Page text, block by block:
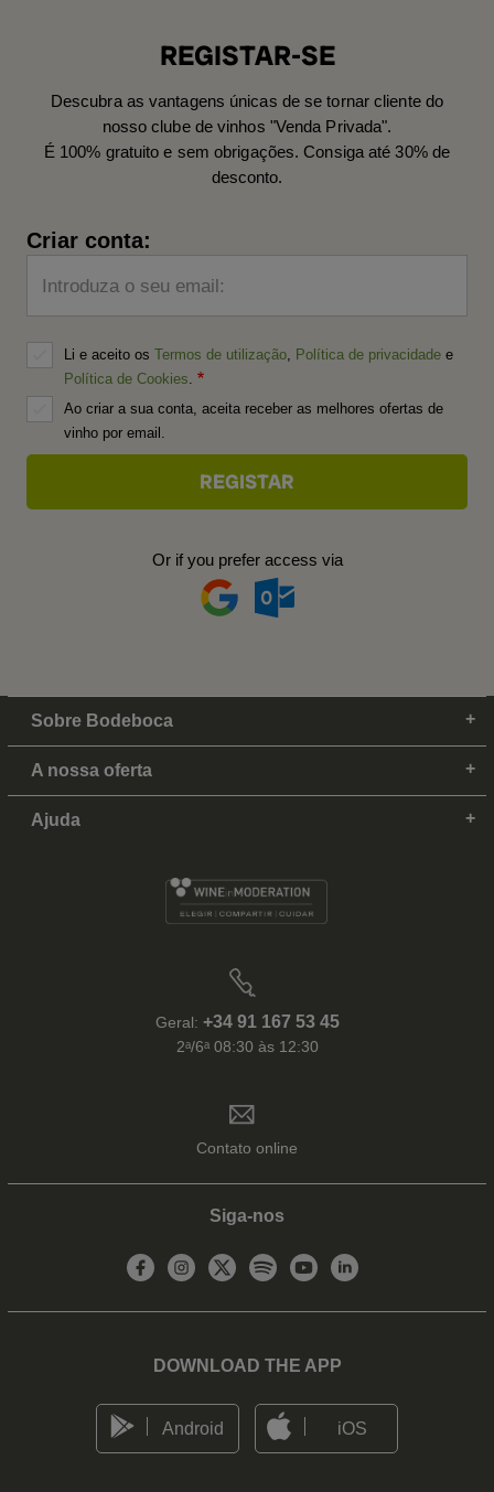
REGISTAR-SE
Descubra as vantagens únicas de se tornar cliente do
nosso clube de vinhos "Venda Privada".
É 100% gratuito e sem obrigações. Consiga até 30% de
desconto.
Criar conta:
Introduza o seu email:
Li e aceito os Termos de utilização Política de privacidade e
Política de Cookies
Ao criar a sua conta, aceita receber as melhores ofertas de
vinho por email.
Or if you prefer access via
Sobre Bodeboca
A nossa oferta
Ajuda
Geral: +34 91 167 53 45
2ᵃ/6ᵃ 08:30 às 12:30
Contato online
Siga-nos
DOWNLOAD THE APP
Android iOS